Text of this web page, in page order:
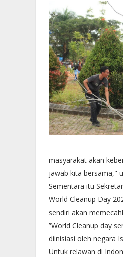
masyarakat akan
jawab kita bersama,"
Sementara itu
World Cleanup Day
sendiri akan
”World Cleanup day
diinisiasi oleh negara
Untuk relawan di